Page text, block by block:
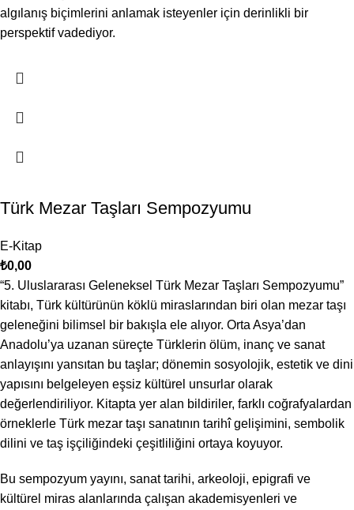
algılanış biçimlerini anlamak isteyenler için derinlikli bir
perspektif vadediyor.
Türk Mezar Taşları Sempozyumu
E-Kitap
₺0,00
“5. Uluslararası Geleneksel Türk Mezar Taşları Sempozyumu”
kitabı, Türk kültürünün köklü miraslarından biri olan mezar taşı
geleneğini bilimsel bir bakışla ele alıyor. Orta Asya’dan
Anadolu’ya uzanan süreçte Türklerin ölüm, inanç ve sanat
anlayışını yansıtan bu taşlar; dönemin sosyolojik, estetik ve dini
yapısını belgeleyen eşsiz kültürel unsurlar olarak
değerlendiriliyor. Kitapta yer alan bildiriler, farklı coğrafyalardan
örneklerle Türk mezar taşı sanatının tarihî gelişimini, sembolik
dilini ve taş işçiliğindeki çeşitliliğini ortaya koyuyor.
Bu sempozyum yayını, sanat tarihi, arkeoloji, epigrafi ve
kültürel miras alanlarında çalışan akademisyenleri ve